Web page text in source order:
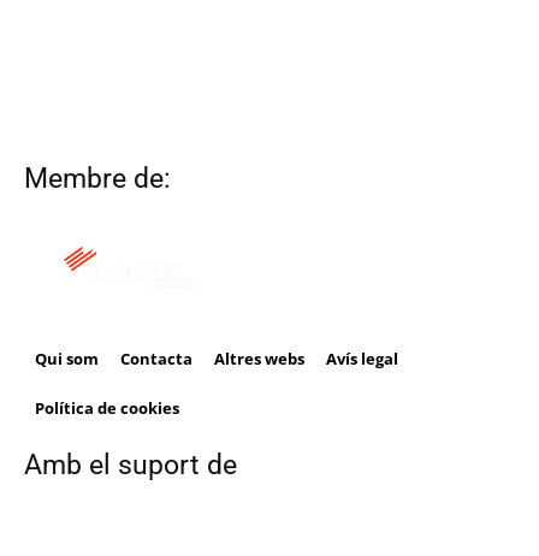
Membre de:
Qui som Contacta Altres webs Avís legal
Política de cookies
Amb el suport de